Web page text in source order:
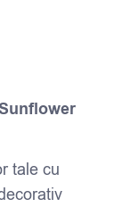
tale cu